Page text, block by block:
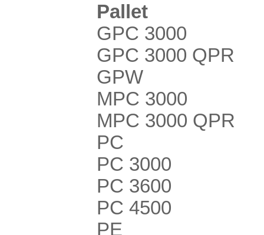
Pallet
GPC 3000
GPC 3000 QPR
GPW
MPC 3000
MPC 3000 QPR
PC
PC 3000
PC 3600
PC 4500
PE